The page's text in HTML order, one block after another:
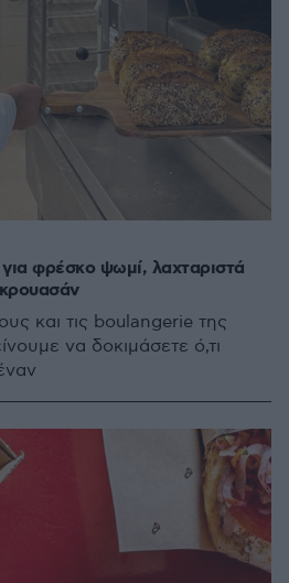
φρέσκο ψωμί, λαχταριστά
και τις boulangerie της
να δοκιμάσετε ό,τι